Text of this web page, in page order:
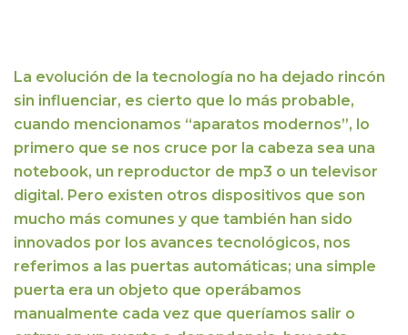
La evolución de la tecnología no ha dejado rincón
sin influenciar, es cierto que lo más probable,
cuando mencionamos “aparatos modernos”, lo
primero que se nos cruce por la cabeza sea una
notebook, un reproductor de mp3 o un televisor
digital. Pero existen otros dispositivos que son
mucho más comunes y que también han sido
innovados por los avances tecnológicos, nos
referimos a las puertas automáticas; una simple
puerta era un objeto que operábamos
manualmente cada vez que queríamos salir o